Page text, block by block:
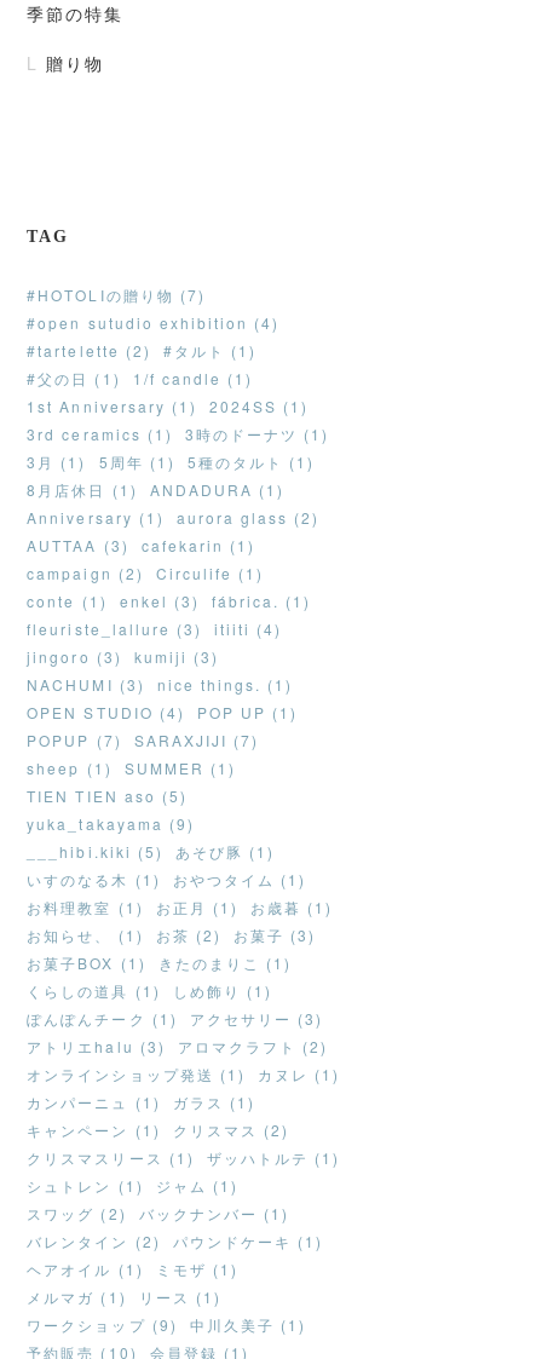
季節の特集
贈り物
TAG
#HOTOLIの贈り物 (7)
#open sutudio exhibition (4)
#tartelette (2)
#タルト (1)
#父の日 (1)
1/f candle (1)
1st Anniversary (1)
2024SS (1)
3rd ceramics (1)
3時のドーナツ (1)
3月 (1)
5周年 (1)
5種のタルト (1)
8月店休日 (1)
ANDADURA (1)
Anniversary (1)
aurora glass (2)
AUTTAA (3)
cafekarin (1)
campaign (2)
Circulife (1)
conte (1)
enkel (3)
fábrica. (1)
fleuriste_lallure (3)
itiiti (4)
jingoro (3)
kumiji (3)
NACHUMI (3)
nice things. (1)
OPEN STUDIO (4)
POP UP (1)
POPUP (7)
SARAXJIJI (7)
sheep (1)
SUMMER (1)
TIEN TIEN aso (5)
yuka_takayama (9)
___hibi.kiki (5)
あそび豚 (1)
いすのなる木 (1)
おやつタイム (1)
お料理教室 (1)
お正月 (1)
お歳暮 (1)
お知らせ、 (1)
お茶 (2)
お菓子 (3)
お菓子BOX (1)
きたのまりこ (1)
くらしの道具 (1)
しめ飾り (1)
ぽんぽんチーク (1)
アクセサリー (3)
アトリエhalu (3)
アロマクラフト (2)
オンラインショップ発送 (1)
カヌレ (1)
カンパーニュ (1)
ガラス (1)
キャンペーン (1)
クリスマス (2)
クリスマスリース (1)
ザッハトルテ (1)
シュトレン (1)
ジャム (1)
スワッグ (2)
バックナンバー (1)
バレンタイン (2)
パウンドケーキ (1)
ヘアオイル (1)
ミモザ (1)
メルマガ (1)
リース (1)
ワークショップ (9)
中川久美子 (1)
予約販売 (10)
会員登録 (1)